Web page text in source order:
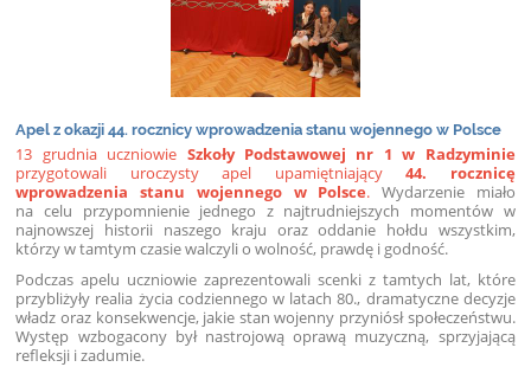
Apel z okazji 44. rocznicy wprowadzenia stanu wojennego w Polsce
13 grudnia uczniowie Szkoły Podstawowej nr 1 w Radzyminie
przygotowali uroczysty apel upamiętniający44. rocznicę
wprowadzenia stanu wojennego w Polsce. Wydarzenie miało
na celu przypomnienie jednego z najtrudniejszych momentów w
najnowszej historii naszego kraju oraz oddanie hołdu wszystkim,
którzy w tamtym czasie walczyli o wolność, prawdę i godność.
Podczas apelu uczniowie zaprezentowali scenki z tamtych lat, które
przybliżyły realia życia codziennego w latach 80., dramatyczne decyzje
władz oraz konsekwencje, jakie stan wojenny przyniósł społeczeństwu.
Występ wzbogacony był nastrojową oprawą muzyczną, sprzyjającą
refleksji i zadumie.